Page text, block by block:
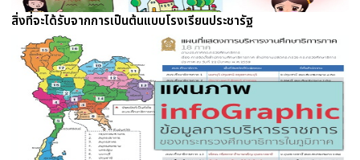
สิ่งที่จะได้รับจากการเป็นต้นแบบโรงเรียนประชารัฐ